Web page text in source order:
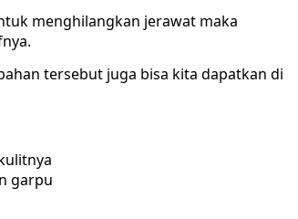
menghilangkan jerawat maka
tersebut juga bisa kita dapatkan di
garpu